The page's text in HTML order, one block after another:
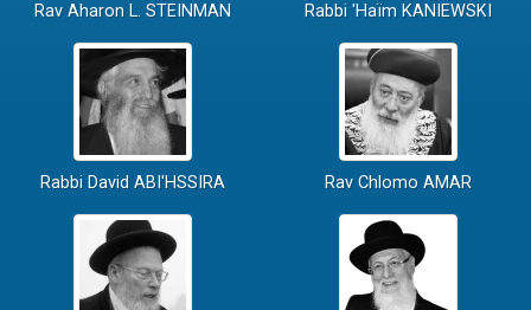
Rav Aharon L. STEINMAN Rabbi 'Haïm KANIEWSKI
Rabbi David ABI'HSSIRA Rav Chlomo AMAR